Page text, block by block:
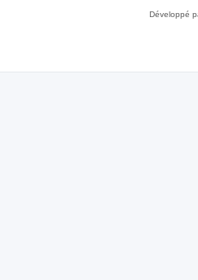
Développé